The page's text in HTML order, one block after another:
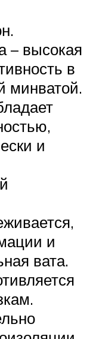
– высокая
в
минватой.
и
и
вата.